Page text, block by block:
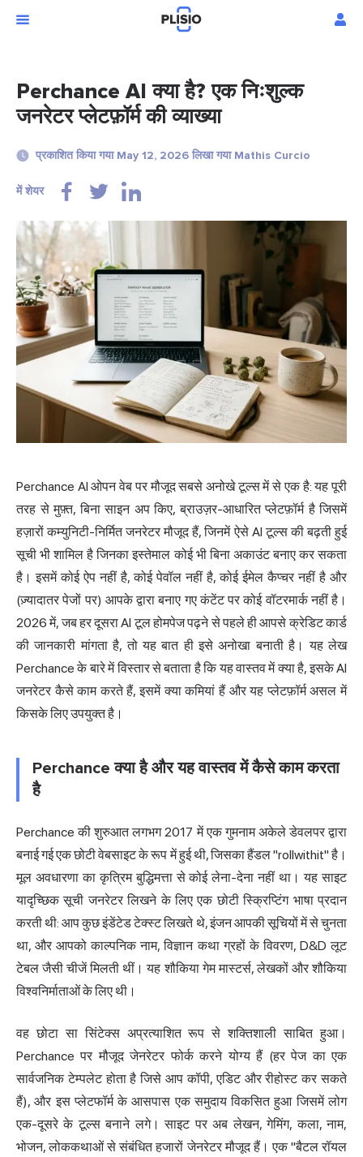
Perchance AI क्या है? एक निःशुल्क
जनरेटर प्लेटफ़ॉर्म की व्याख्या
प्रकाशित किया गया May 12, 2026 लिखा गया Mathis Curcio
में शेयर
Perchance AI ओपन वेब पर मौजूद सबसे अनोखे टूल्स में से एक है: यह पूरी
तरह से मुफ़्त, बिना साइन अप किए, ब्राउज़र-आधारित प्लेटफ़ॉर्म है जिसमें
हज़ारों कम्युनिटी-निर्मित जनरेटर मौजूद हैं, जिनमें ऐसे AI टूल्स की बढ़ती हुई
सूची भी शामिल है जिनका इस्तेमाल कोई भी बिना अकाउंट बनाए कर सकता
है। इसमें कोई ऐप नहीं है, कोई पेवॉल नहीं है, कोई ईमेल कैप्चर नहीं है और
(ज़्यादातर पेजों पर) आपके द्वारा बनाए गए कंटेंट पर कोई वॉटरमार्क नहीं है।
2026 में, जब हर दूसरा AI टूल होमपेज पढ़ने से पहले ही आपसे क्रेडिट कार्ड
की जानकारी मांगता है, तो यह बात ही इसे अनोखा बनाती है। यह लेख
Perchance के बारे में विस्तार से बताता है कि यह वास्तव में क्या है, इसके AI
जनरेटर कैसे काम करते हैं, इसमें क्या कमियां हैं और यह प्लेटफ़ॉर्म असल में
किसके लिए उपयुक्त है।
Perchance क्या है और यह वास्तव में कैसे काम करता
है
Perchance की शुरुआत लगभग 2017 में एक गुमनाम अकेले डेवलपर द्वारा
बनाई गई एक छोटी वेबसाइट के रूप में हुई थी, जिसका हैंडल "rollwithit" है।
मूल अवधारणा का कृत्रिम बुद्धिमत्ता से कोई लेना-देना नहीं था। यह साइट
यादृच्छिक सूची जनरेटर लिखने के लिए एक छोटी स्क्रिप्टिंग भाषा प्रदान
करती थी: आप कुछ इंडेंटेड टेक्स्ट लिखते थे, इंजन आपकी सूचियों में से चुनता
था, और आपको काल्पनिक नाम, विज्ञान कथा ग्रहों के विवरण, D&D लूट
टेबल जैसी चीजें मिलती थीं। यह शौकिया गेम मास्टर्स, लेखकों और शौकिया
विश्वनिर्माताओं के लिए थी।
वह छोटा सा सिंटेक्स अप्रत्याशित रूप से शक्तिशाली साबित हुआ।
Perchance पर मौजूद जेनरेटर फोर्क करने योग्य हैं (हर पेज का एक
सार्वजनिक टेम्पलेट होता है जिसे आप कॉपी, एडिट और रीहोस्ट कर सकते
हैं), और इस प्लेटफॉर्म के आसपास एक समुदाय विकसित हुआ जिसमें लोग
एक-दूसरे के टूल्स बनाने लगे। साइट पर अब लेखन, गेमिंग, कला, नाम,
भोजन, लोककथाओं से संबंधित हजारों जेनरेटर मौजूद हैं। एक "बैटल रॉयल